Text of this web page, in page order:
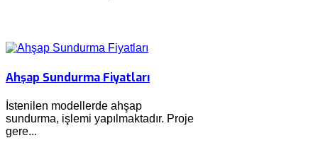
Ahşap Sundurma Fiyatları
İstenilen modellerde ahşap
sundurma, işlemi yapılmaktadır. Proje
gere...